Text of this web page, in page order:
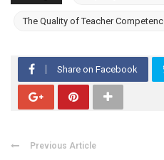
The Quality of Teacher
Share on Facebook
Previous Article